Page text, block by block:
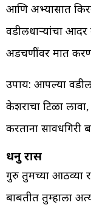
आणि अभ्यासात
वडीलधाऱ्यांचा आदर
अडचणींवर मात
उपाय: आपल्या
केशराचा टिळा
करताना सावधगिरी
धनु रास
गुरु तुमच्या आठव्या
बाबतीत तुम्हाला